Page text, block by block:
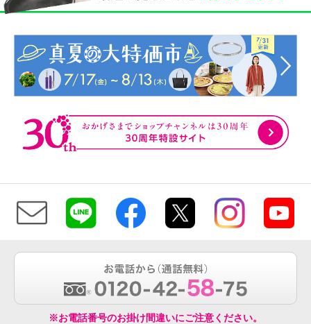
※お電話番号のお掛け間違いにご注意ください。